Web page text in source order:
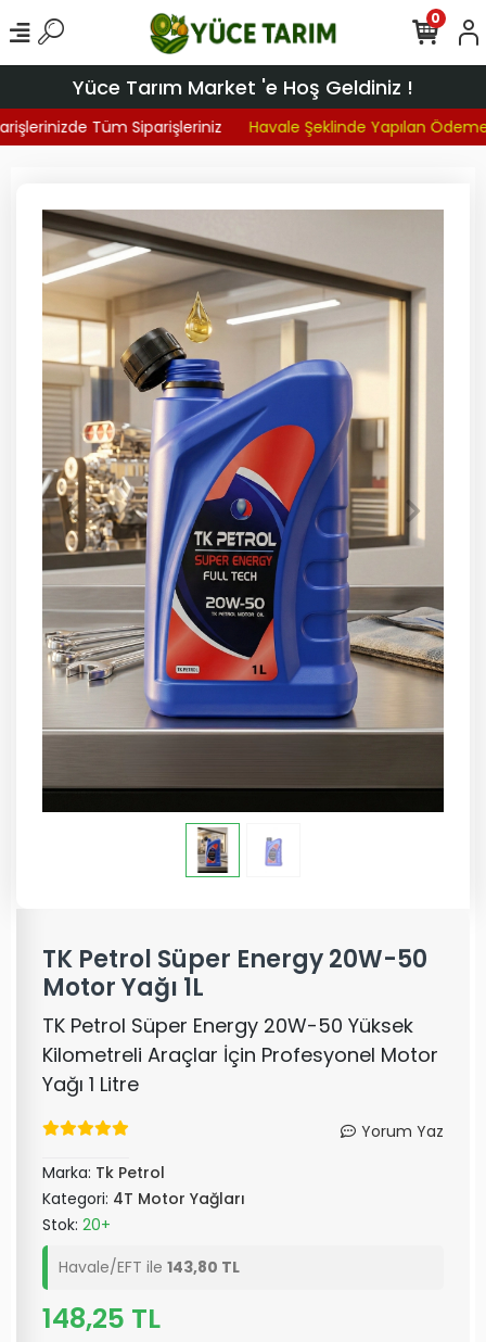
Yüce Tarım Market 'e Hoş Geldiniz !
Tüm Siparişleriniz Havale Şeklinde Yapılan
0
TK Petrol Süper Energy 20W-50
Motor Yağı 1L
TK Petrol Süper Energy 20W-50 Yüksek
Kilometreli Araçlar İçin Profesyonel Motor
Yağı 1 Litre
Yorum Yaz
Marka: Tk Petrol
Kategori: 4T Motor Yağları
Stok: 20+
Havale/EFT ile 143,80 TL
148,25 TL